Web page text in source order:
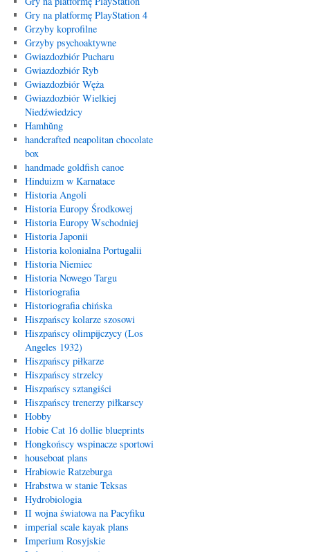
Gry na platformę PlayStation 4
Grzyby koprofilne
Grzyby psychoaktywne
Gwiazdozbiór Pucharu
Gwiazdozbiór Ryb
Gwiazdozbiór Węża
Gwiazdozbiór Wielkiej
Niedźwiedzicy
Hamhŭng
handcrafted neapolitan chocolate
box
handmade goldfish canoe
Hinduizm w Karnatace
Historia Angoli
Historia Europy Środkowej
Historia Europy Wschodniej
Historia Japonii
Historia kolonialna Portugalii
Historia Niemiec
Historia Nowego Targu
Historiografia
Historiografia chińska
Hiszpańscy kolarze szosowi
Hiszpańscy olimpijczycy (Los
Angeles 1932)
Hiszpańscy piłkarze
Hiszpańscy strzelcy
Hiszpańscy sztangiści
Hiszpańscy trenerzy piłkarscy
Hobby
Hobie Cat 16 dollie blueprints
Hongkońscy wspinacze sportowi
houseboat plans
Hrabiowie Ratzeburga
Hrabstwa w stanie Teksas
Hydrobiologia
II wojna światowa na Pacyfiku
imperial scale kayak plans
Imperium Rosyjskie